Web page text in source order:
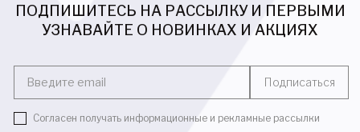
ПОДПИШИТЕСЬ НА РАССЫЛКУ И ПЕРВЫМИ
УЗНАВАЙТЕ О НОВИНКАХ И АКЦИЯХ
Введите email Подписаться
Согласен получать информационные и рекламные рассылки